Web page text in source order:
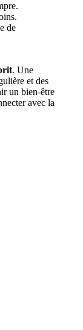
de
. Une
et des
un bien-être
avec la